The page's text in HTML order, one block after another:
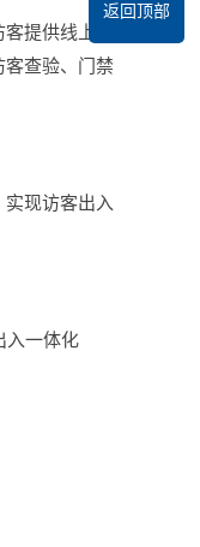
提供线上提
查验、门禁
现访客出入
入一体化
返回顶部